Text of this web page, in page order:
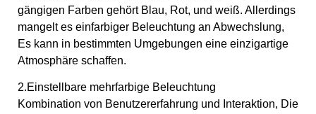
gängigen Farben gehört Blau, Rot, und weiß. Allerdings
mangelt es einfarbiger Beleuchtung an Abwechslung,
Es kann in bestimmten Umgebungen eine einzigartige
Atmosphäre schaffen.
2.Einstellbare mehrfarbige Beleuchtung
Kombination von Benutzererfahrung und Interaktion, Die